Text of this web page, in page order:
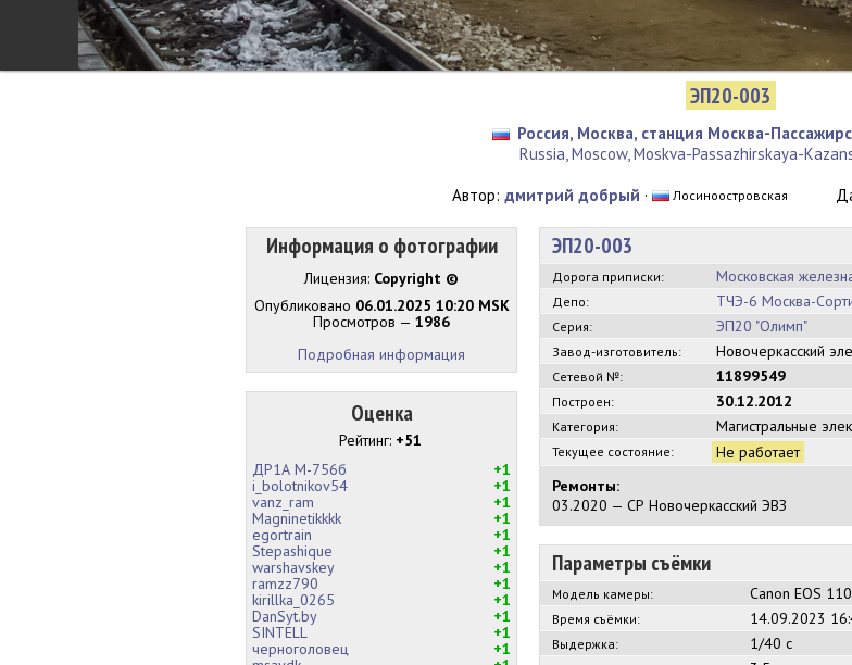
ЭП20-003
Россия, Москва, станция Москва-
Russia, Moscow, Moskva-Passazhirskaya-
Автор: дмитрий добрый · Лосиноостровская
Информация о фотографии
Лицензия: Copyright ©
Опубликовано 06.01.2025 10:20 MSK
Просмотров — 1986
Подробная информация
Оценка
Рейтинг: +51
ДР1А М-756б
+1
i_bolotnikov54
+1
vanz_ram
+1
Magninetikkkk
+1
egortrain
+1
Stepashique
+1
warshavskey
+1
ramzz790
+1
kirillka_0265
+1
DanSyt.by
+1
SINTELL
+1
черноголовец
+1
ЭП20-003
Дорога приписки: Московская
Депо: ТЧЭ-6 Москва-
Серия: ЭП20 "Олимп"
Завод-изготовитель: Новочеркасский
Сетевой №:
11899549
Построен: 30.12.2012
Категория: Магистральные
Текущее состояние:
Не работает
Ремонты:
03.2020 — СР Новочеркасский ЭВЗ
Параметры съёмки
Модель камеры: Canon EOS
Время съёмки: 14.09.2023
Выдержка: 1/40 с